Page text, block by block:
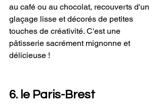
au café ou au chocolat, recouverts d'un
glaçage lisse et décorés de petites
touches de créativité. C'est une
pâtisserie sacrément mignonne et
délicieuse !
6. le Paris-Brest